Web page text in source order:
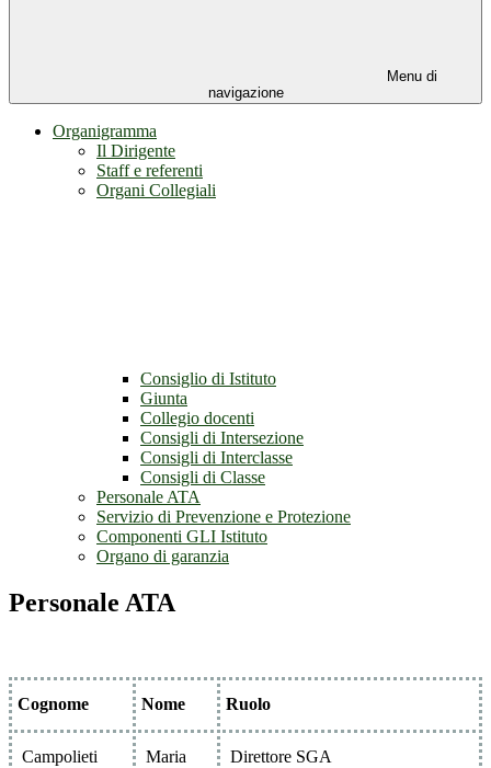
Menu di
navigazione
Organigramma
Il Dirigente
Staff e referenti
Organi Collegiali
Consiglio di Istituto
Giunta
Collegio docenti
Consigli di Intersezione
Consigli di Interclasse
Consigli di Classe
Personale ATA
Servizio di Prevenzione e Protezione
Componenti GLI Istituto
Organo di garanzia
Personale ATA
Cognome Nome Ruolo
Campolieti Maria Direttore SGA